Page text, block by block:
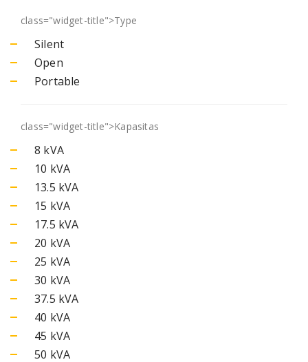
class="widget-title">Type
Silent
Open
Portable
class="widget-title">Kapasitas
8 kVA
10 kVA
13.5 kVA
15 kVA
17.5 kVA
20 kVA
25 kVA
30 kVA
37.5 kVA
40 kVA
45 kVA
50 kVA